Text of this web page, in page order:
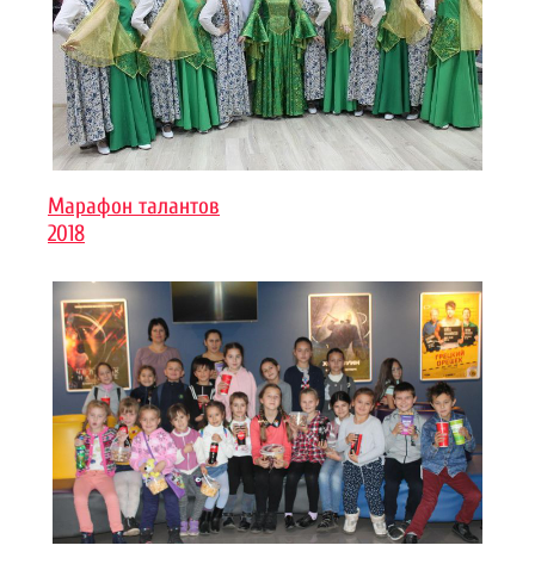
Марафон талантов
2018